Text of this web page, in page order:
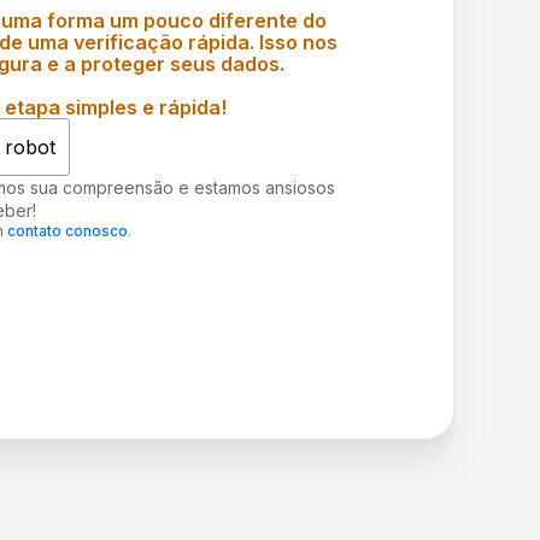
forma um pouco diferente do
uma verificação rápida. Isso nos
e a proteger seus dados.
simples e rápida!
robot
sua compreensão e estamos ansiosos
contato conosco.